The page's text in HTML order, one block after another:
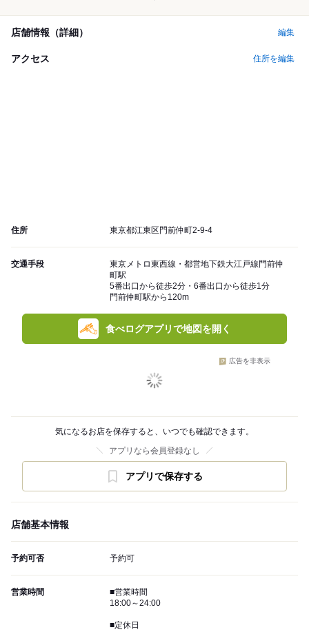
店舗情報（詳細） 編集
アクセス 住所を編集
住所 東京都江東区門前仲町2-9-4
交通手段
東京メトロ東西線・都営地下鉄大江戸線門前仲
町駅
5番出口から徒歩2分・6番出口から徒歩1分
門前仲町駅から120m
食べログアプリで地図を開く
広告を非表示
気になるお店を保存すると、いつでも確認できます。
アプリなら会員登録なし
アプリで保存する
店舗基本情報
予約可否 予約可
営業時間
■営業時間
18:00～24:00
■定休日